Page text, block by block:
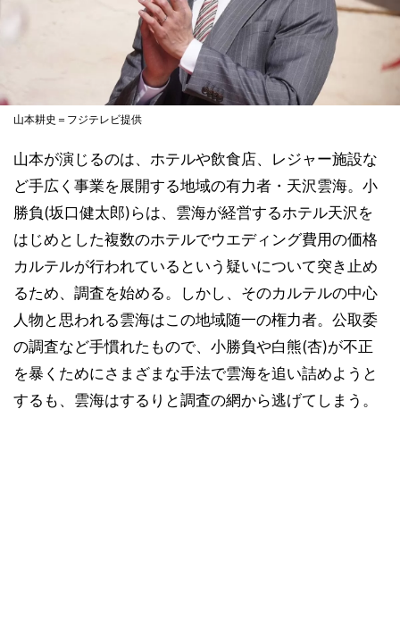
山本耕史＝フジテレビ提供
山本が演じるのは、ホテルや飲食店、レジャー施設な
ど手広く事業を展開する地域の有力者・天沢雲海。小
勝負(坂口健太郎)らは、雲海が経営するホテル天沢を
はじめとした複数のホテルでウエディング費用の価格
カルテルが行われているという疑いについて突き止め
るため、調査を始める。しかし、そのカルテルの中心
人物と思われる雲海はこの地域随一の権力者。公取委
の調査など手慣れたもので、小勝負や白熊(杏)が不正
を暴くためにさまざまな手法で雲海を追い詰めようと
するも、雲海はするりと調査の網から逃げてしまう。